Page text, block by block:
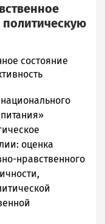
состояние
оценка
нравственного